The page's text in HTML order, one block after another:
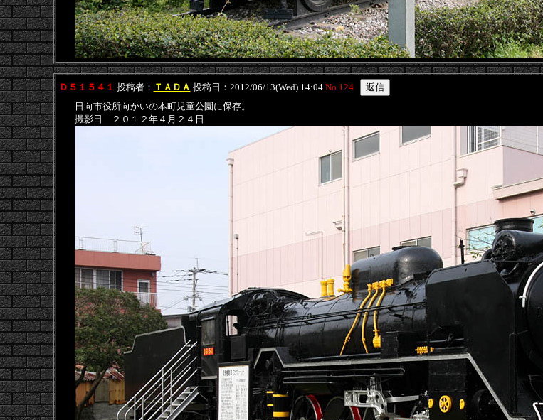
Ｄ５１５４１ 投稿者： ＴＡＤＡ 投稿日：2012/06/13(Wed) 14:04 No.124
日向市役所向かいの本町児童公園に保存。
撮影日 ２０１２年４月２４日